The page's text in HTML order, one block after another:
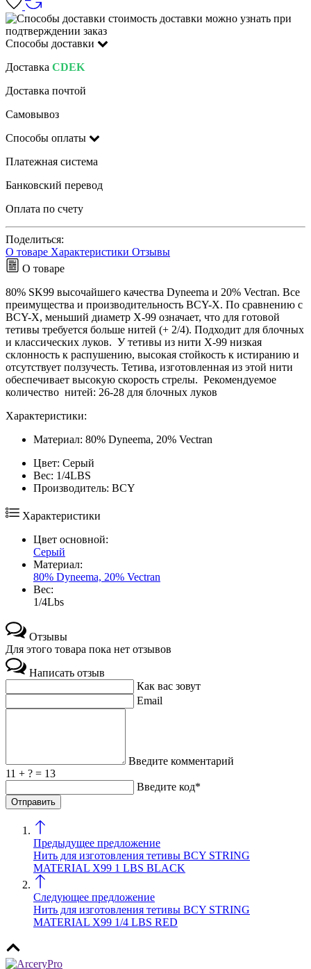
стоимость доставки можно узнать при
подтверждении заказ
Способы доставки
Доставка CDEK
Доставка почтой
Самовывоз
Способы оплаты
Платежная система
Банковский перевод
Оплата по счету
Поделиться:
О товаре Характеристики Отзывы
О товаре
80% SK99 высочайшего качества Dyneema и 20% Vectran. Все
преимущества и производительность BCY-X. По сравнению с
BCY-X, меньший диаметр X-99 означает, что для готовой
тетивы требуется больше нитей (+ 2/4). Подходит для блочных
и классических луков. У тетивы из нити X-99 низкая
склонность к распушению, высокая стойкость к истиранию и
отсутствует ползучесть. Тетива, изготовленная из этой нити
обеспечивает высокую скорость стрелы. Рекомендуемое
количество нитей: 26-28 для блочных луков
Характеристики:
Материал: 80% Dyneema, 20% Vectran
Цвет: Серый
Вес: 1/4LBS
Производитель: BCY
Характеристики
Цвет основной:
Серый
Материал:
80% Dyneema, 20% Vectran
Вес:
1/4Lbs
Отзывы
Для этого товара пока нет отзывов
Написать отзыв
Как вас зовут
Email
Введите комментарий
11 + ? = 13
Введите код*
Предыдущее предложение
Нить для изготовления тетивы BCY STRING
MATERIAL X99 1 LBS BLACK
Следующее предложение
Нить для изготовления тетивы BCY STRING
MATERIAL X99 1/4 LBS RED